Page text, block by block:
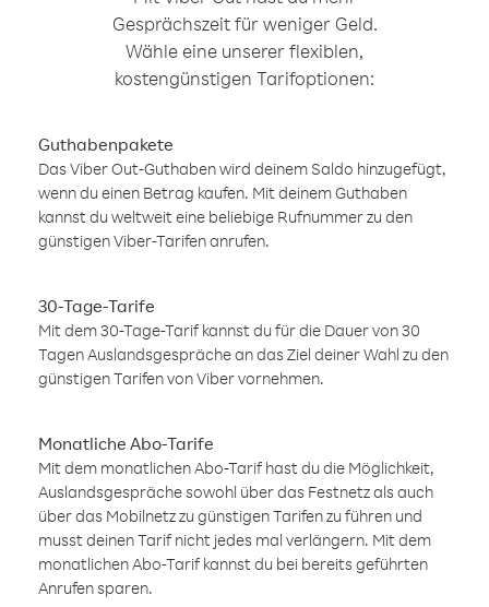
Gesprächszeit für weniger Geld.
Wähle eine unserer flexiblen,
kostengünstigen Tarifoptionen:
Guthabenpakete
Das Viber Out-Guthaben wird deinem Saldo hinzugefügt,
wenn du einen Betrag kaufen. Mit deinem Guthaben
kannst du weltweit eine beliebige Rufnummer zu den
günstigen Viber-Tarifen anrufen.
30-Tage-Tarife
Mit dem 30-Tage-Tarif kannst du für die Dauer von 30
Tagen Auslandsgespräche an das Ziel deiner Wahl zu den
günstigen Tarifen von Viber vornehmen.
Monatliche Abo-Tarife
Mit dem monatlichen Abo-Tarif hast du die Möglichkeit,
Auslandsgespräche sowohl über das Festnetz als auch
über das Mobilnetz zu günstigen Tarifen zu führen und
musst deinen Tarif nicht jedes mal verlängern. Mit dem
monatlichen Abo-Tarif kannst du bei bereits geführten
Anrufen sparen.